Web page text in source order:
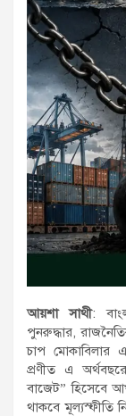
আয়শা সাথী:
পুনরুদ্ধার,
চাপ মোকাবিলার
প্রণীত এ
বাজেট” হিসেবে
থাকবে মূল্যস্ফীতি